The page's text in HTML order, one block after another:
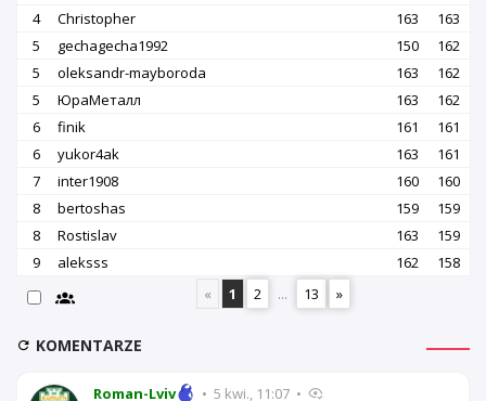
4
Christopher 163
163
5
gechagecha1992 150
162
5
oleksandr-mayboroda 163
162
5
ЮраМеталл 163
162
6
finik 161
161
6
yukor4ak 163
161
7
inter1908 160
160
8
bertoshas 159
159
8
Rostislav 163
159
9
aleksss 162
158
«
1 2 ... 13 »
KOMENTARZE
Roman-Lviv • 5 kwi., 11:07 •